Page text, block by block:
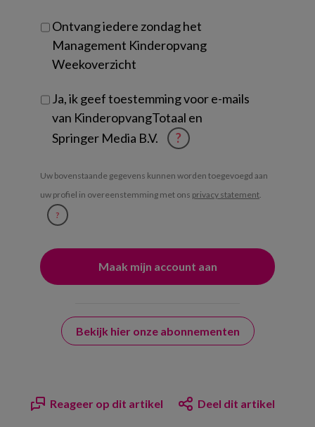
Ontvang iedere zondag het
Management Kinderopvang
Weekoverzicht
Ja, ik geef toestemming voor e-mails
van KinderopvangTotaal en
Springer Media B.V.
?
Uw bovenstaande gegevens kunnen worden toegevoegd aan
uw profiel in overeenstemming met ons privacy statement.
?
Bekijk hier onze abonnementen
Reageer op dit artikel Deel dit artikel